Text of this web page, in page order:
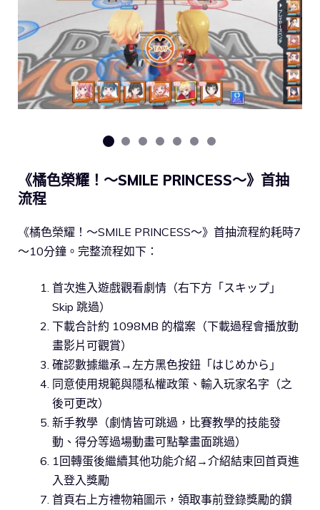
《橘色榮耀！～SMILE PRINCESS～》首抽
流程
《橘色榮耀！～SMILE PRINCESS～》首抽流程約耗時7
～10分鐘。完整流程如下：
首次進入遊戲觀看劇情（右下方「スキップ」
Skip 跳過）
下載合計約 1098MB 的檔案（下載過程會播放動
畫影片可觀賞）
確認數據繼承→左方黑色按鈕「はじめから」
同意使用規範與隱私權政策、輸入玩家名字（之
後可更改）
新手教學（劇情皆可跳過，比賽教學的技能發
動、得分等過場動畫可點擊畫面跳過）
1回轉蛋後繼續其他功能介紹→介紹結束回首頁進
入登入獎勵
首頁右上方禮物箱圖示，領取事前登錄獎勵的鑽